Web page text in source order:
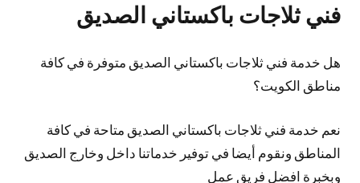
فني ثلاجات باكستاني الصديق
هل خدمة فني ثلاجات باكستاني الصديق متوفرة في كافة
مناطق الكويت؟
نعم خدمة فني ثلاجات باكستاني الصديق متاحة في كافة
المناطق ونقوم أيضا في توفير خدماتنا داخل وخارج الصديق
وبخبرة افضل فريق عمل